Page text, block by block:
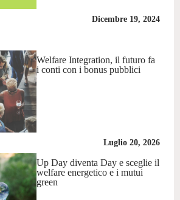
Dicembre 19, 2024
Welfare Integration, il futuro fa
i conti con i bonus pubblici
Luglio 20, 2026
Up Day diventa Day e sceglie il
welfare energetico e i mutui
green